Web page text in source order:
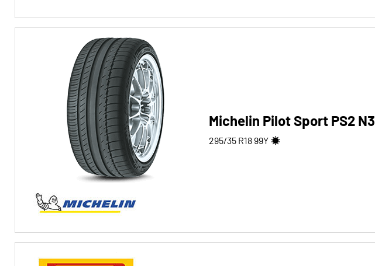
Michelin Pilot Sport PS2 N3
295/35 R18 99Y